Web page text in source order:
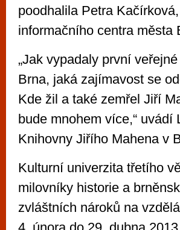
poodhalila Petra
informačního centra města
„Jak vypadaly první
Brna, jaká zajímavost se
Kde žil a také zemřel Jiří
bude mnohem více,“
Knihovny Jiřího Mahena v
Kulturní univerzita třetího
milovníky historie a
zvláštních nároků na